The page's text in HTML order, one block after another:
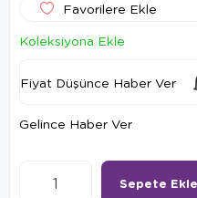
Favorilere Ekle
Koleksiyona Ekle
Fiyat Düşünce Haber Ver
Gelince Haber Ver